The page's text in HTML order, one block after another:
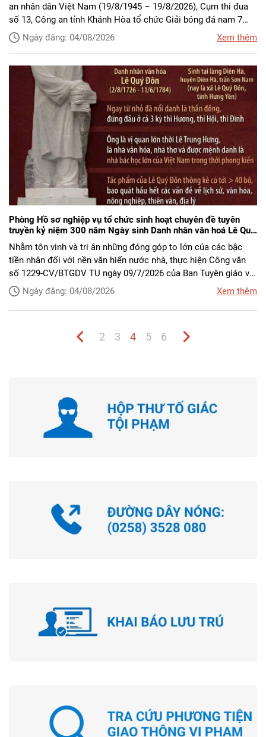
an nhân dân Việt Nam (19/8/1945 – 19/8/2026), Cụm thi đua
số 13, Công an tỉnh Khánh Hòa tổ chức Giải bóng đá nam 7
người với sự tham gia của 07 đơn vị trong Cụm thi đua và 02
đội bóng khách mời.
Ngày đăng: 04/08/2026 Xem thêm
Phòng Hồ sơ nghiệp vụ tổ chức sinh hoạt chuyên đề tuyên
truyền kỷ niệm 300 năm Ngày sinh Danh nhân văn hoá Lê Quý
Đôn (1726 - 2026)
Nhằm tôn vinh và tri ân những đóng góp to lớn của các bậc
tiền nhân đối với nền văn hiến nước nhà, thực hiện Công văn
số 1229-CV/BTGDV TU ngày 09/7/2026 của Ban Tuyên giáo và
Dân vận Tỉnh ủy về việc tuyên truyền kỷ niệm 300 năm Ngày
sinh Danh nhân văn hóa Lê Quý Đôn (1726 - 2026). Vừa qua,
Đảng bộ Phòng Hồ sơ nghiệp vụ đã tổ chức buổi sinh hoạt
Ngày đăng: 04/08/2026 Xem thêm
2 3 4 5 6